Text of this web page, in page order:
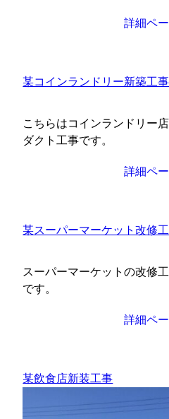
詳細ペ
某コインランドリー新築工事
こちらはコインランドリー
ダクト工事です。
詳細ペ
某スーパーマーケット改修
スーパーマーケットの改修
です。
詳細ペ
某飲食店新装工事